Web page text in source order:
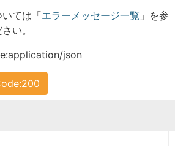
ては「エラーメッセージ一覧 」を参
い。
json